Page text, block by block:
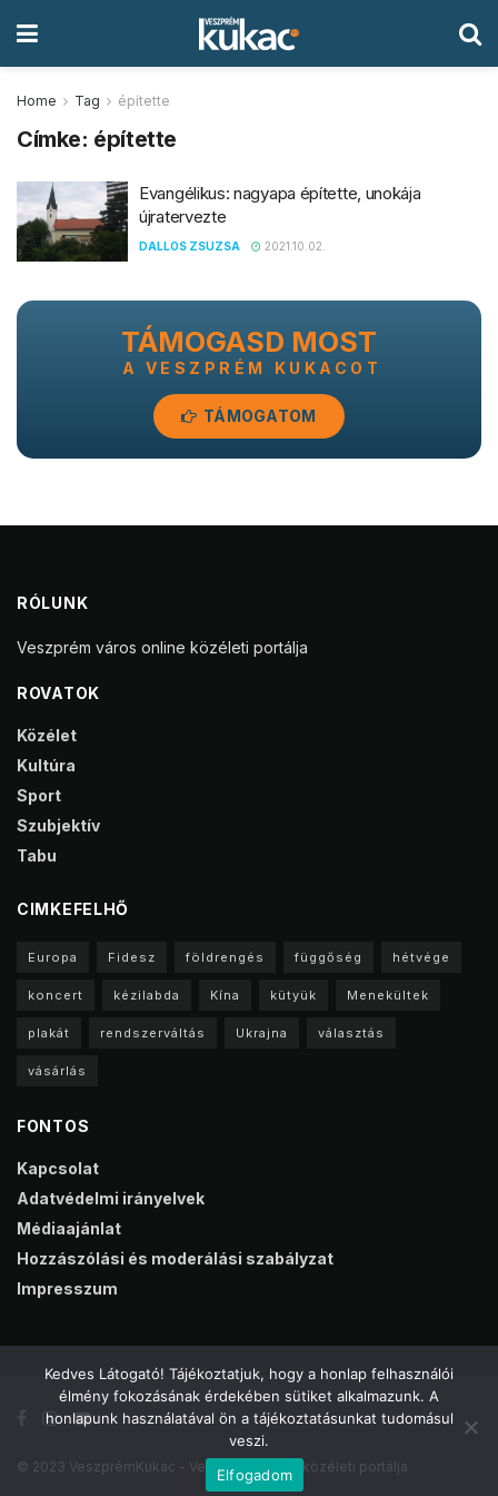
Home Tag építette
Címke: építette
Evangélikus: nagyapa építette, unokája
újratervezte
DALLOS ZSUZSA 2021.10.02.
TÁMOGASD MOST
A VESZPRÉM KUKACOT
TÁMOGATOM
RÓLUNK
Veszprém város online közéleti portálja
ROVATOK
Közélet
Kultúra
Sport
Szubjektív
Tabu
CIMKEFELHŐ
Europa Fidesz földrengés függőség hétvége
koncert kézilabda Kína kütyük Menekültek
plakát rendszerváltás Ukrajna választás
vásárlás
FONTOS
Kapcsolat
Adatvédelmi irányelvek
Médiaajánlat
Hozzászólási és moderálási szabályzat
Impresszum
© 2023 VeszprémKukac - Veszprém online közéleti portálja
Kedves Látogató! Tájékoztatjuk, hogy a honlap felhasználói
élmény fokozásának érdekében sütiket alkalmazunk. A
honlapunk használatával ön a tájékoztatásunkat tudomásul
veszi.
Elfogadom